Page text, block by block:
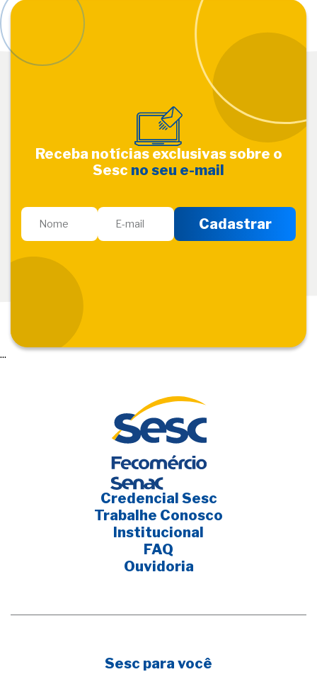
Receba notícias exclusivas sobre o
Sesc no seu e-mail
...
Credencial Sesc
Trabalhe Conosco
Institucional
FAQ
Ouvidoria
Sesc para você